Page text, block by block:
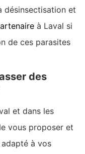
désinsectisation et
à Laval si
de ces parasites
des
et dans les
vous proposer et
à vos